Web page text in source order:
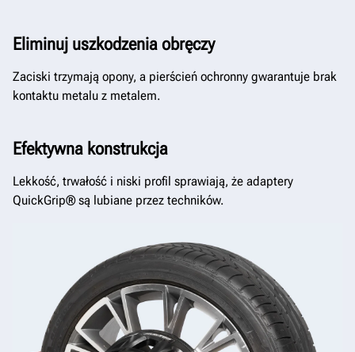
Eliminuj uszkodzenia obręczy
Zaciski trzymają opony, a pierścień ochronny gwarantuje brak
kontaktu metalu z metalem.
Efektywna konstrukcja
Lekkość, trwałość i niski profil sprawiają, że adaptery
QuickGrip® są lubiane przez techników.